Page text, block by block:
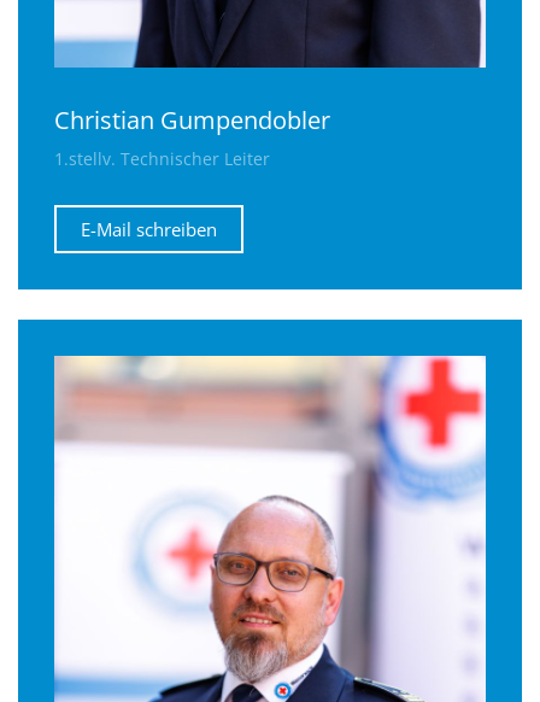
Christian Gumpendobler
1.stellv. Technischer Leiter
E-Mail schreiben